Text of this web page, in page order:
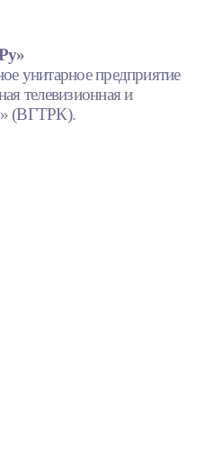
унитарное предприятие
телевизионная и
(ВГТРК).